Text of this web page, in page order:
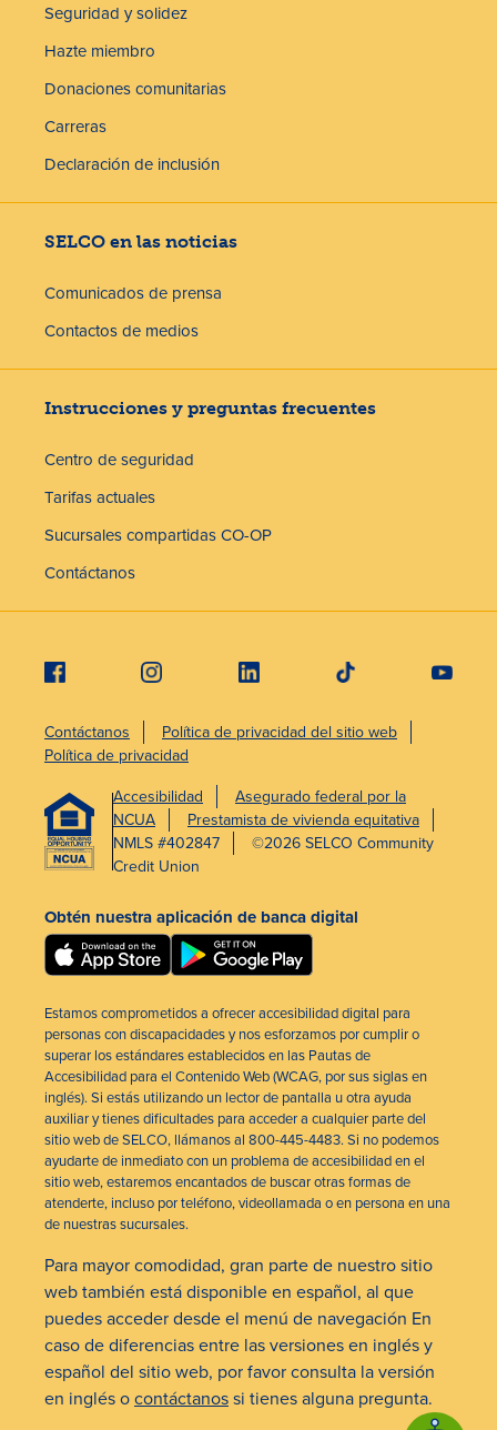
Seguridad y solidez
Hazte miembro
Donaciones comunitarias
Carreras
Declaración de inclusión
SELCO en las noticias
Comunicados de prensa
Contactos de medios
Instrucciones y preguntas frecuentes
Centro de seguridad
Tarifas actuales
Sucursales compartidas CO-OP
Contáctanos
Contáctanos
Política de privacidad del sitio web
Política de privacidad
Accesibilidad
Asegurado federal por la
NCUA
Prestamista de vivienda equitativa
NMLS #402847
©2026 SELCO Community
Credit Union
Obtén nuestra aplicación de banca digital
Estamos comprometidos a ofrecer accesibilidad digital para
personas con discapacidades y nos esforzamos por cumplir o
superar los estándares establecidos en las Pautas de
Accesibilidad para el Contenido Web (WCAG, por sus siglas en
inglés). Si estás utilizando un lector de pantalla u otra ayuda
auxiliar y tienes dificultades para acceder a cualquier parte del
sitio web de SELCO, llámanos al 800-445-4483. Si no podemos
ayudarte de inmediato con un problema de accesibilidad en el
sitio web, estaremos encantados de buscar otras formas de
atenderte, incluso por teléfono, videollamada o en persona en una
de nuestras sucursales.
Para mayor comodidad, gran parte de nuestro sitio
web también está disponible en español, al que
puedes acceder desde el menú de navegación En
caso de diferencias entre las versiones en inglés y
español del sitio web, por favor consulta la versión
en inglés ocontáctanossi tienes alguna pregunta.